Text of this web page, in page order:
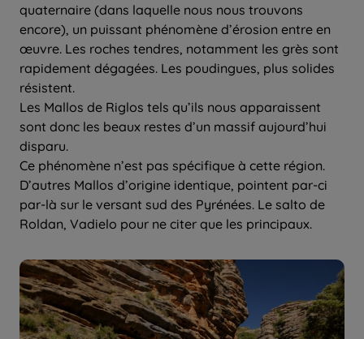
quaternaire (dans laquelle nous nous trouvons
encore), un puissant phénomène d’érosion entre en
œuvre. Les roches tendres, notamment les grès sont
rapidement dégagées. Les poudingues, plus solides
résistent.
Les Mallos de Riglos tels qu’ils nous apparaissent
sont donc les beaux restes d’un massif aujourd’hui
disparu.
Ce phénomène n’est pas spécifique à cette région.
D’autres Mallos d’origine identique, pointent par-ci
par-là sur le versant sud des Pyrénées. Le salto de
Roldan, Vadielo pour ne citer que les principaux.